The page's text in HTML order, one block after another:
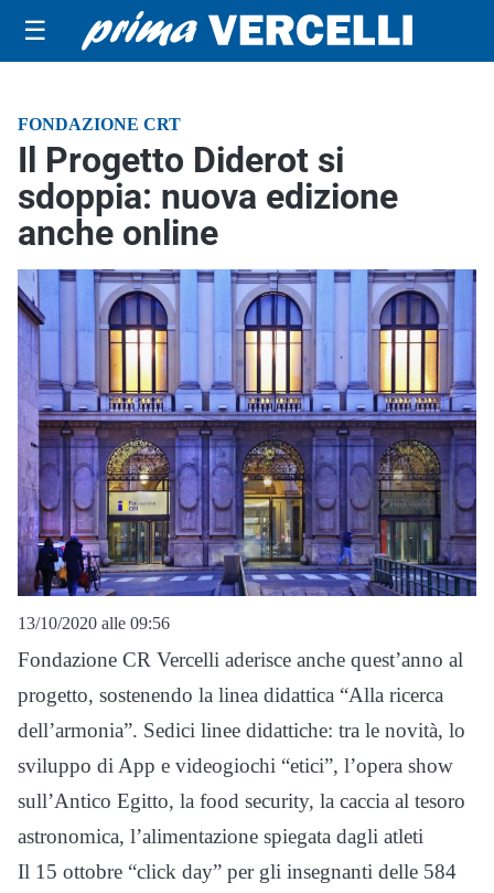
☰
FONDAZIONE CRT
Il Progetto Diderot si
sdoppia: nuova edizione
anche online
13/10/2020 alle 09:56
Fondazione CR Vercelli aderisce anche quest’anno al
progetto, sostenendo la linea didattica “Alla ricerca
dell’armonia”. Sedici linee didattiche: tra le novità, lo
sviluppo di App e videogiochi “etici”, l’opera show
sull’Antico Egitto, la food security, la caccia al tesoro
astronomica, l’alimentazione spiegata dagli atleti
Il 15 ottobre “click day” per gli insegnanti delle 584